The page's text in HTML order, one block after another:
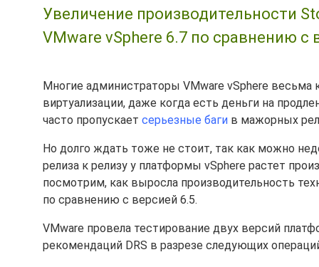
Увеличение производительности
VMware vSphere 6.7 по сравнению с
Многие администраторы VMware vSphere
виртуализации, даже когда есть деньги на
часто пропускает серьезные баги в мажорных
Но долго ждать тоже не стоит, так как можно
релиза к релизу у платформы vSphere растет
посмотрим, как выросла производительность
по сравнению с версией 6.5.
VMware провела тестирование двух версий
рекомендаций DRS в разрезе следующих